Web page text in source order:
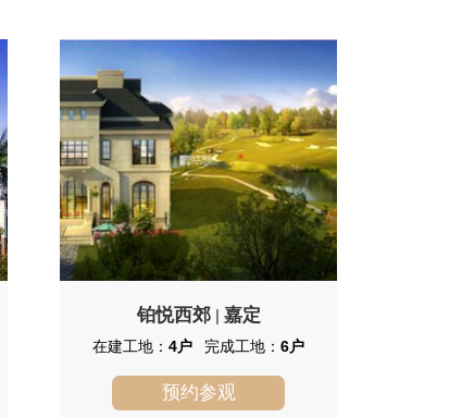
铂悦西郊
铂悦西郊| 嘉定
在建工地： 4户 完成工地：6户
预约参观